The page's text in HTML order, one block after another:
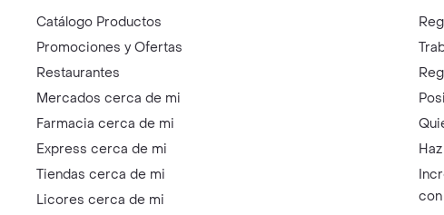
Catálogo Productos
Promociones y Ofertas
Restaurantes
Mercados cerca de mi
Farmacia cerca de mi
Express cerca de mi
Tiendas cerca de mi
Licores cerca de mi